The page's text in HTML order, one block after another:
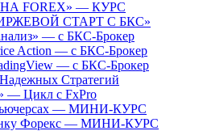
FOREX» — КУРС
СТАРТ С БКС»
— с БКС-Брокер
Action — с БКС-Брокер
— с БКС-Брокер
Стратегий
— Цикл с FxPro
— МИНИ-КУРС
Форекс — МИНИ-КУРС